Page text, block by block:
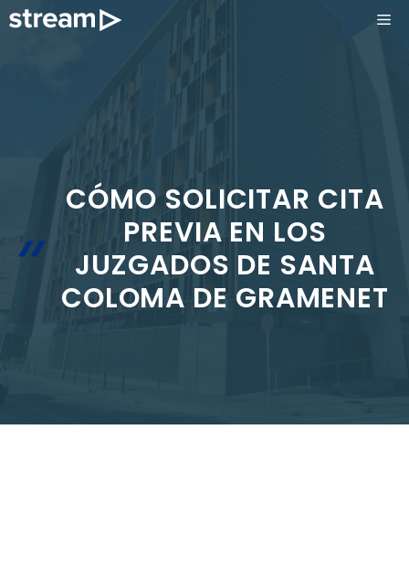
Saltar
CÓMO SOLICITAR CITA
PREVIA EN LOS
JUZGADOS DE SANTA
COLOMA DE GRAMENET